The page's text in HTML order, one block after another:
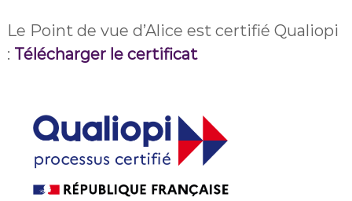
Le Point de vue d’Alice est certifié Qualiopi
: Télécharger le certificat